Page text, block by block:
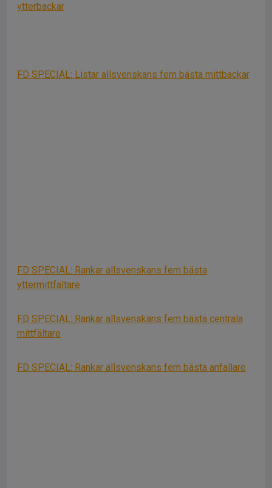
ytterbackar
FD SPECIAL: Listar allsvenskans fem bästa mittbackar
FD SPECIAL: Rankar allsvenskans fem bästa
yttermittfältare
FD SPECIAL: Rankar allsvenskans fem bästa centrala
mittfältare
FD SPECIAL: Rankar allsvenskans fem bästa anfallare